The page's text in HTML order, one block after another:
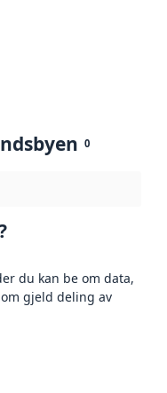
0
du kan be om data,
gjeld deling av